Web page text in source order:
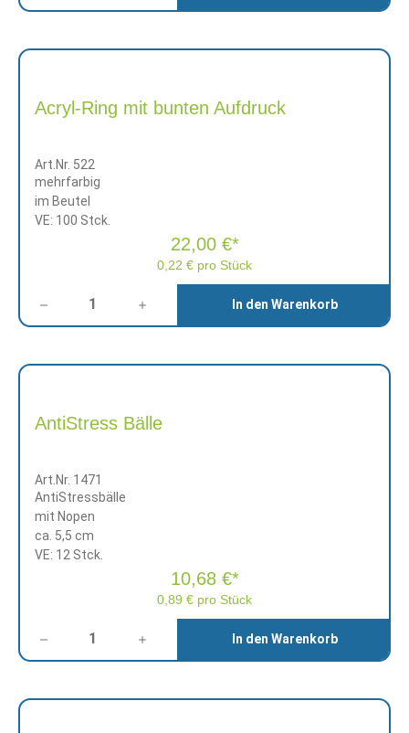
Acryl-Ring mit bunten Aufdruck
Art.Nr. 522
mehrfarbig
im Beutel
VE: 100 Stck.
0,22 € pro Stück
22,00 €*
In den Warenkorb
AntiStress Bälle
Art.Nr. 1471
AntiStressbälle
mit Nopen
ca. 5,5 cm
VE: 12 Stck.
0,89 € pro Stück
10,68 €*
In den Warenkorb